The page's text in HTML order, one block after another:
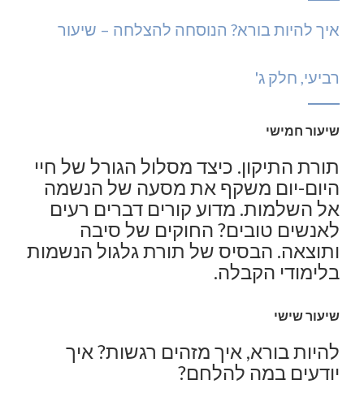
איך להיות בורא? הנוסחה להצלחה – שיעור
רביעי, חלק ג'
שיעור חמישי
תורת התיקון. כיצד מסלול הגורל של חיי
היום-יום משקף את מסעה של הנשמה
אל השלמות. מדוע קורים דברים רעים
לאנשים טובים? החוקים של סיבה
ותוצאה. הבסיס של תורת גלגול הנשמות
בלימודי הקבלה.
שיעור שישי
להיות בורא, איך מזהים רגשות? איך
יודעים במה להלחם?